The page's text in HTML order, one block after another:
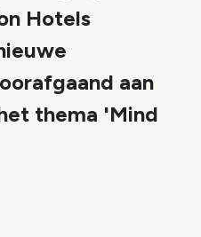
Hotels
aan
thema 'Mind